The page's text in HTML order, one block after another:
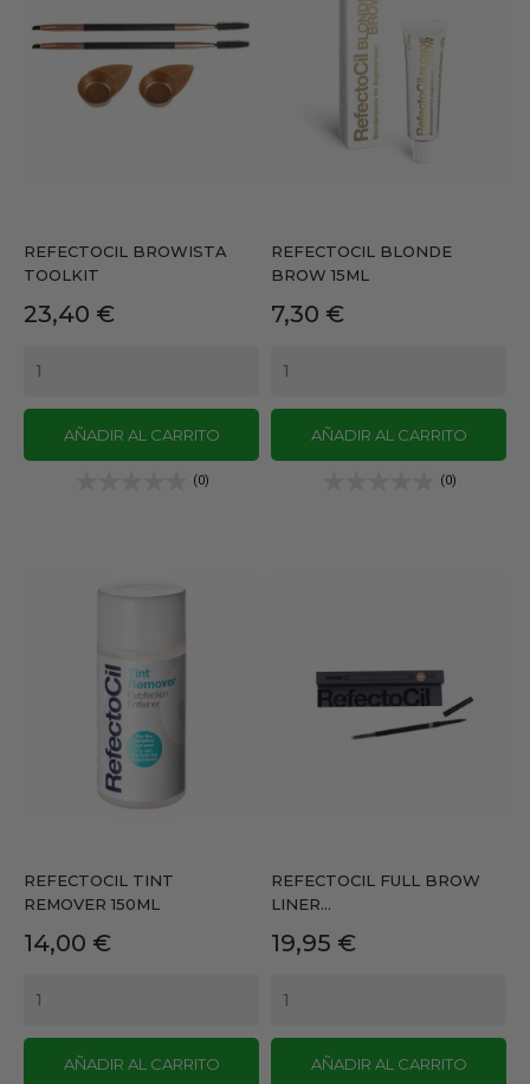
REFECTOCIL BROWISTA
TOOLKIT
Precio
23,40 €
AÑADIR AL CARRITO
(0)
REFECTOCIL BLONDE
BROW 15ML
Precio
7,30 €
AÑADIR AL CARRITO
(0)
REFECTOCIL TINT
REMOVER 150ML
Precio
14,00 €
AÑADIR AL CARRITO
REFECTOCIL FULL BROW
LINER...
Precio
19,95 €
AÑADIR AL CARRITO